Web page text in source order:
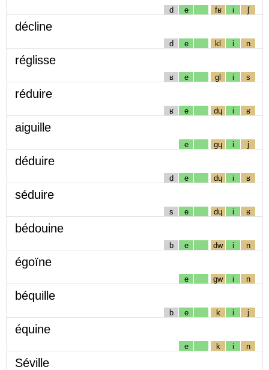
d e fʁ i ʃ
décline
d e kl i n
réglisse
ʁ e gl i s
réduire
ʁ e dɥ i ʁ
aiguille
e gɥ i j
déduire
d e dɥ i ʁ
séduire
s e dɥ i ʁ
bédouine
b e dw i n
égoïne
e gw i n
béquille
b e k i j
équine
e k i n
Séville